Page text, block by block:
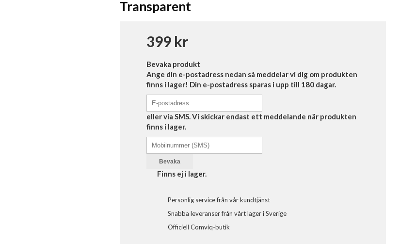
Transparent
399 kr
Bevaka produkt
Ange din e-postadress nedan så meddelar vi dig om produkten
finns i lager! Din e-postadress sparas i upp till 180 dagar.
eller via SMS. Vi skickar endast ett meddelande när produkten
finns i lager.
Bevaka
Finns ej i lager.
Personlig service från vår kundtjänst
Snabba leveranser från vårt lager i Sverige
Officiell Comviq-butik